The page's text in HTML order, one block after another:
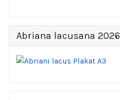
Abriana lacusana 2026